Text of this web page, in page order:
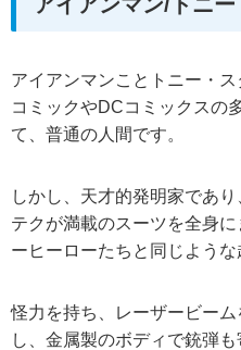
アイアンマンことトニー・
コミックやDCコミックスの
て、普通の人間です。
しかし、天才的発明家であ
テクが満載のスーツを全身
ーヒーローたちと同じような
怪力を持ち、レーザービー
し、金属製のボディで銃弾